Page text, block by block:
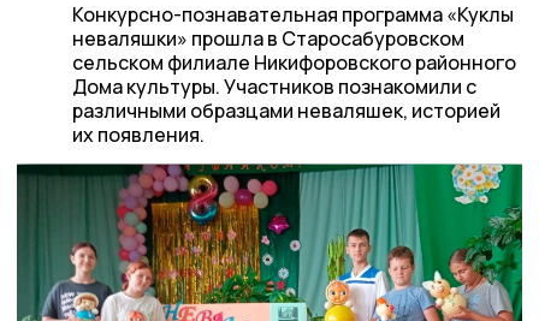
Конкурсно-познавательная программа «Куклы
неваляшки» прошла в Старосабуровском
сельском филиале Никифоровского районного
Дома культуры. Участников познакомили с
различными образцами неваляшек, историей
их появления.